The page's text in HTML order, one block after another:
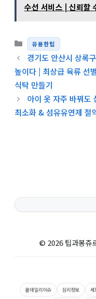
수선 서비스 | 신뢰할
카테고리
유용한팁
경기도 안산시 상록
높이다 | 최상급 육류 선
식탁 만들기
아이 옷 자주 바꿔도
최소화 & 섬유유연제 절
© 2026 팁과봉쥬
올데일리이슈 심리정보 세